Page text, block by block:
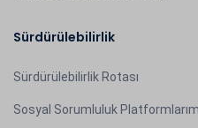
Sürdürülebilirlik
Sürdürülebilirlik Rotası
Sosyal Sorumluluk